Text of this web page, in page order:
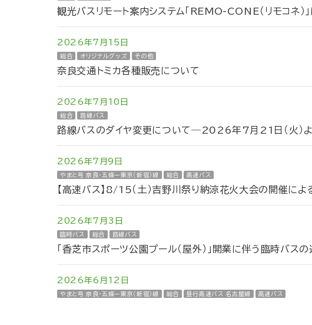
観光バスリモート案内システム「REMO-CONE（リモコネ）
2026年7月15日
総合 オリジナルグッズ その他
奈良交通トミカ各種販売について
2026年7月10日
総合 路線バス
路線バスのダイヤ変更について―2026年7月21日（火）
2026年7月9日
やまと号 奈良・五條ー東京（新宿）線 総合 高速バス
【高速バス】8/15（土）吉野川祭り納涼花火大会の開催に
2026年7月3日
臨時バス 総合 路線バス
「香芝市スポーツ公園プール（屋外）」開業に伴う臨時バス
2026年6月12日
やまと号 奈良・五條ー東京（新宿）線 総合 昼行高速バス 名古屋線 高速バス